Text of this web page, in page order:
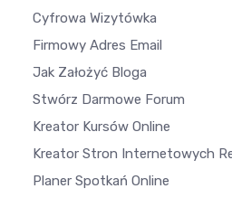
Cyfrowa Wizytówka
Firmowy Adres Email
Jak Założyć Bloga
Stwórz Darmowe Forum
Kreator Kursów Online
Kreator Stron Internetowych
Planer Spotkań Online